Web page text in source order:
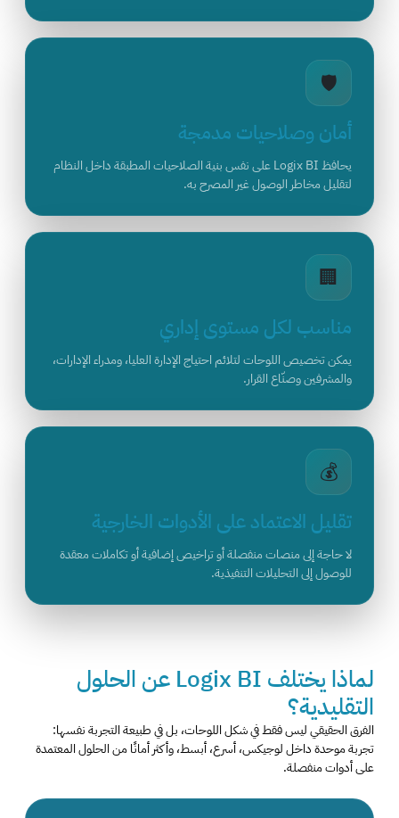
🛡️
أمان وصلاحيات مدمجة
يحافظ Logix BI على نفس بنية الصلاحيات المطبقة داخل النظام
لتقليل مخاطر الوصول غير المصرح به.
🏢
مناسب لكل مستوى إداري
يمكن تخصيص اللوحات لتلائم احتياج الإدارة العليا، ومدراء الإدارات،
والمشرفين وصنّاع القرار.
💰
تقليل الاعتماد على الأدوات الخارجية
لا حاجة إلى منصات منفصلة أو تراخيص إضافية أو تكاملات معقدة
للوصول إلى التحليلات التنفيذية.
لماذا يختلف Logix BI عن الحلول
التقليدية؟
الفرق الحقيقي ليس فقط في شكل اللوحات، بل في طبيعة التجربة نفسها:
تجربة موحدة داخل لوجيكس، أسرع، أبسط، وأكثر أمانًا من الحلول المعتمدة
على أدوات منفصلة.